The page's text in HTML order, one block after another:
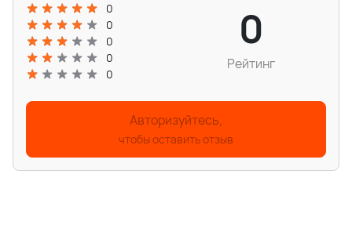
0
0
0
0
0
0
Рейтинг
Авторизуйтесь,
чтобы оставить отзыв